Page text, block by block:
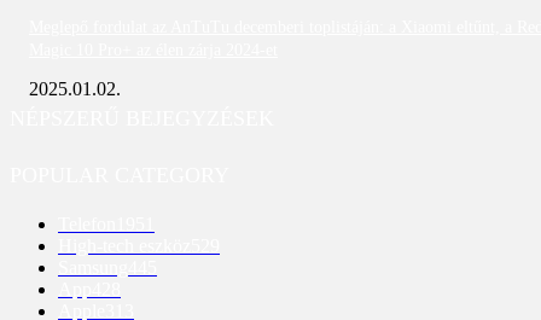
2025.01.02.